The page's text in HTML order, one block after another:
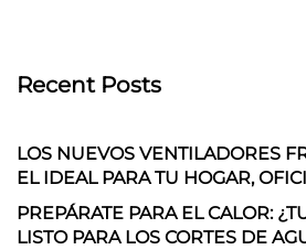
Recent Posts
LOS NUEVOS VENTILADORES
EL IDEAL PARA TU HOGAR,
PREPÁRATE PARA EL CALOR:
LISTO PARA LOS CORTES DE